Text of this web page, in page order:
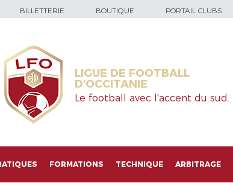
BILLETTERIE BOUTIQUE PORTAIL CLUBS
LIGUE DE FOOTBALL
D'OCCITANIE
Le football avec l'accent du sud.
FORMATIONS TECHNIQUE ARBITRAGE